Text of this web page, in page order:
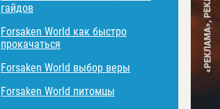
гайдов
Forsaken World как быстро
прокачаться
Forsaken World выбор веры
Forsaken World питомцы